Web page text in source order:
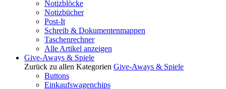
Notizblöcke
Notizbücher
Post-It
Schreib & Dokumentenmappen
Taschenrechner
Alle Artikel anzeigen
Give-Aways & Spiele
Zurück zu allen Kategorien Give-Aways & Spiele
Buttons
Einkaufswagenchips